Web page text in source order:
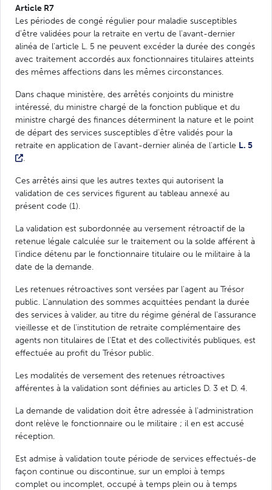
Article R7
Les périodes de congé régulier pour maladie susceptibles
d'être validées pour la retraite en vertu de l'avant-dernier
alinéa de l'article L. 5 ne peuvent excéder la durée des congés
avec traitement accordés aux fonctionnaires titulaires atteints
des mêmes affections dans les mêmes circonstances.
Dans chaque ministère, des arrêtés conjoints du ministre
intéressé, du ministre chargé de la fonction publique et du
ministre chargé des finances déterminent la nature et le point
de départ des services susceptibles d'être validés pour la
retraite en application de l'avant-dernier alinéa de l'article L. 5
Ces arrêtés ainsi que les autres textes qui autorisent la
validation de ces services figurent au tableau annexé au
présent code (1).
La validation est subordonnée au versement rétroactif de la
retenue légale calculée sur le traitement ou la solde afférent à
l'indice détenu par le fonctionnaire titulaire ou le militaire à la
date de la demande.
Les retenues rétroactives sont versées par l'agent au Trésor
public. L'annulation des sommes acquittées pendant la durée
des services à valider, au titre du régime général de l'assurance
vieillesse et de l'institution de retraite complémentaire des
agents non titulaires de l'Etat et des collectivités publiques, est
effectuée au profit du Trésor public.
Les modalités de versement des retenues rétroactives
afférentes à la validation sont définies au articles D. 3 et D. 4.
La demande de validation doit être adressée à l'administration
dont relève le fonctionnaire ou le militaire ; il en est accusé
réception.
Est admise à validation toute période de services effectués-de
façon continue ou discontinue, sur un emploi à temps
complet ou incomplet, occupé à temps plein ou à temps